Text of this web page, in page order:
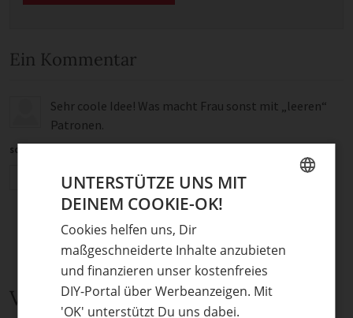
Ein Kommentar
Sehr coole Idee! Was macht Frau sonst mit „leeren“
Patronen.
schillersplatzli
Antworten
Verwandte Themen
UNTERSTÜTZE UNS MIT
DEINEM COOKIE-OK!
Cookies helfen uns, Dir
maßgeschneiderte Inhalte anzubieten
und finanzieren unser kostenfreies
DIY-Portal über Werbeanzeigen. Mit
'OK' unterstützt Du uns dabei.